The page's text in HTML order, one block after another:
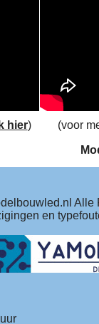
hier) (voor
Alle
en